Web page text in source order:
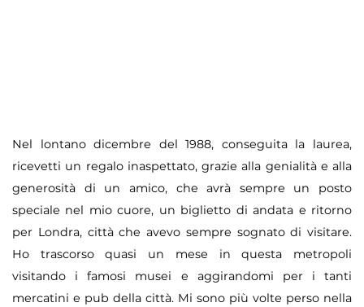
Nel lontano dicembre del 1988, conseguita la laurea,
ricevetti un regalo inaspettato, grazie alla genialità e alla
generosità di un amico, che avrà sempre un posto
speciale nel mio cuore, un biglietto di andata e ritorno
per Londra, cittàche avevo sempre sognato di visitare.
Ho trascorso quasi un mese in questa metropoli
visitando i famosi musei e aggirandomi per i tanti
mercatini e pub della città. Mi sono più volte perso nella